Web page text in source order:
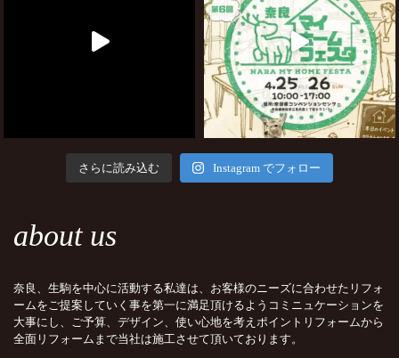
さらに読み込む Instagram でフォロー
about us
奈良、生駒を中心に活動する私達は、お客様のニーズに合わせたリフォ
ームをご提案していく事を第一に満足頂けるようコミニュケーションを
大事にし、ご予算、デザイン、使い心地を考えポイントリフォームから
全面リフォームまで当社は施工させて頂いております。